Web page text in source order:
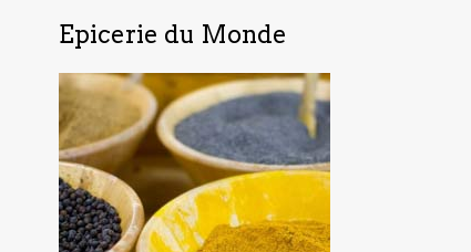
Epicerie du Monde